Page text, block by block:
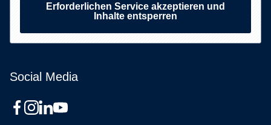
Erforderlichen Service akzeptieren und
Inhalte entsperren
Social Media